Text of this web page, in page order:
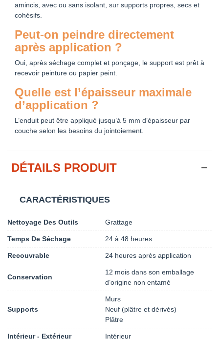
amincis, avec ou sans isolant, sur supports propres, secs et
cohésifs.
Peut-on peindre directement
après application ?
Oui, après séchage complet et ponçage, le support est prêt à
recevoir peinture ou papier peint.
Quelle est l’épaisseur maximale
d’application ?
L’enduit peut être appliqué jusqu’à 5 mm d’épaisseur par
couche selon les besoins du jointoiement.
DÉTAILS PRODUIT
CARACTÉRISTIQUES
Nettoyage Des Outils Grattage
Temps De Séchage 24 à 48 heures
Recouvrable 24 heures après application
Conservation
12 mois dans son emballage
d’origine non entamé
Supports
Murs
Neuf (plâtre et dérivés)
Plâtre
Intérieur - Extérieur Intérieur